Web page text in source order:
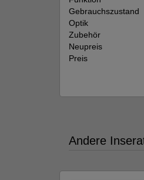
Gebrauchszustand
Optik
Zubehör
Neupreis
Preis
Andere